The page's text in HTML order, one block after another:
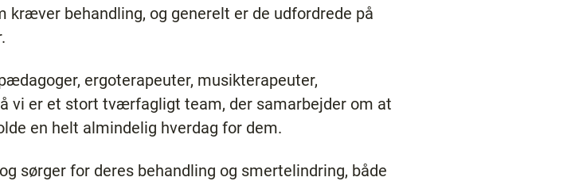
kræver behandling, og generelt er de udfordrede på
ergoterapeuter, musikterapeuter,
vi er et stort tværfagligt team, der samarbejder om at
en helt almindelig hverdag for dem.
sørger for deres behandling og smertelindring, både